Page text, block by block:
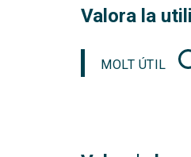
Valora la
MOLT ÚTIL